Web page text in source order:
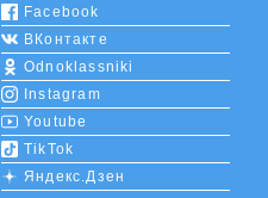
Facebook
ВКонтакте
Odnoklassniki
Instagram
Youtube
TikTok
Яндекс.Дзен